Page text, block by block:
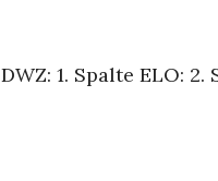
DWZ: 1. Spalte ELO: 2.